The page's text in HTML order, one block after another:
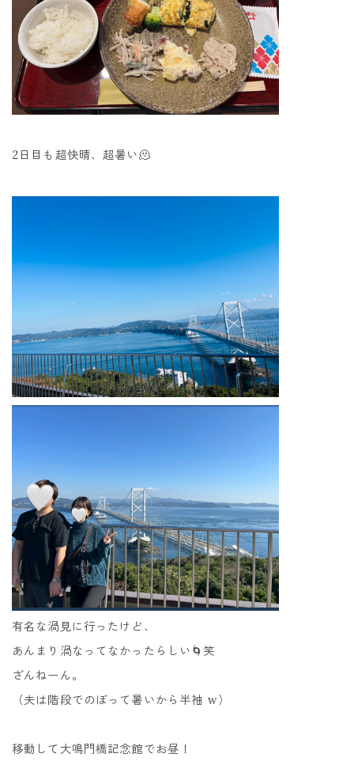
2日目も超快晴、超暑い🫠
有名な渦見に行ったけど、
あんまり渦なってなかったらしい🌀笑
ざんねーん。
（夫は階段でのぼって暑いから半袖 w）
移動して大鳴門橋記念館でお昼！